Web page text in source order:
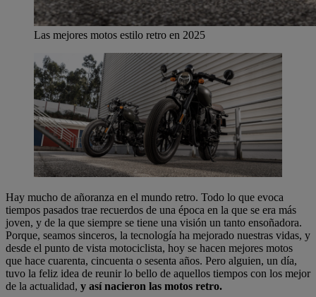
Las mejores motos estilo retro en 2025
Hay mucho de añoranza en el mundo retro. Todo lo que evoca
tiempos pasados trae recuerdos de una época en la que se era más
joven, y de la que siempre se tiene una visión un tanto ensoñadora.
Porque, seamos sinceros, la tecnología ha mejorado nuestras vidas, y
desde el punto de vista motociclista, hoy se hacen mejores motos
que hace cuarenta, cincuenta o sesenta años. Pero alguien, un día,
tuvo la feliz idea de reunir lo bello de aquellos tiempos con los mejor
de la actualidad, y así nacieron las motos retro.